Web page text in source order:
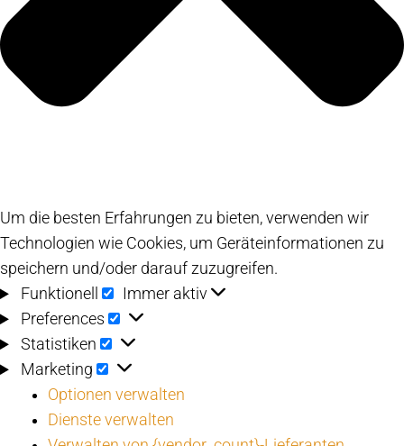
Um die besten Erfahrungen zu bieten, verwenden wir
Technologien wie Cookies, um Geräteinformationen zu
speichern und/oder darauf zuzugreifen.
Funktionell
Funktionell
Immer aktiv
Preferences
Preferences
Statistiken Statistiken
Marketing Marketing
Optionen verwalten
Dienste verwalten